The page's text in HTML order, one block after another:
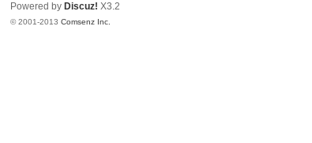
Powered by Discuz! X3.2
© 2001-2013Comsenz Inc.